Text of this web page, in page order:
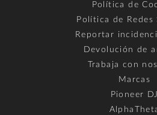
Política de
Política de Redes
Reportar
Devolución de
Trabaja con
Marcas
Pioneer DJ